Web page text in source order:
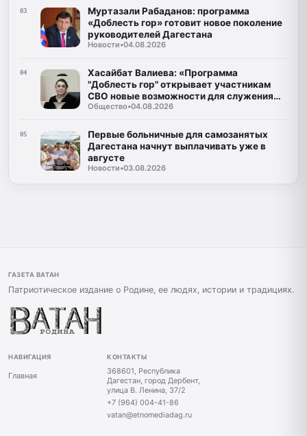
03
Муртазали Рабаданов: программа
«Доблесть гор» готовит новое поколение
руководителей Дагестана
Новости•04.08.2026
04
Хасайбат Валиева: «Программа
"Доблесть гор" открывает участникам
СВО новые возможности для служения
Дагестану»
Общество•04.08.2026
05
Первые больничные для самозанятых
Дагестана начнут выплачивать уже в
августе
Новости•03.08.2026
ГАЗЕТА ВАТАН
Патриотическое издание о Родине, ее людях, истории и традициях.
НАВИГАЦИЯ
Главная
КОНТАКТЫ
368601, Республика
Дагестан, город Дербент,
улица В. Ленина, 37/2
+7 (964) 004-41-86
vatan@etnomediadag.ru